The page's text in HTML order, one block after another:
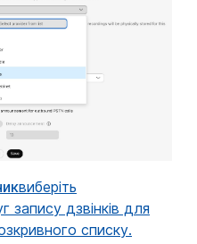
виберіть
запису дзвінків для
списку.